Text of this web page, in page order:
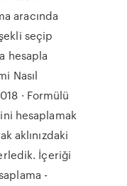
aracında
seçip
hesapla
Nasıl
· Formülü
hesaplamak
aklınızdaki
İçeriği
-